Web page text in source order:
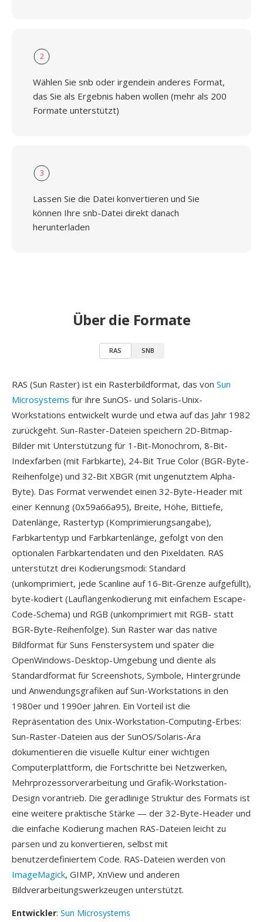
2
Wählen Sie snb oder irgendein anderes Format,
das Sie als Ergebnis haben wollen (mehr als 200
Formate unterstützt)
3
Lassen Sie die Datei konvertieren und Sie
können Ihre snb-Datei direkt danach
herunterladen
Über die Formate
RAS SNB
RAS (Sun Raster) ist ein Rasterbildformat, das von Sun
Microsystems für ihre SunOS- und Solaris-Unix-
Workstations entwickelt wurde und etwa auf das Jahr 1982
zurückgeht. Sun-Raster-Dateien speichern 2D-Bitmap-
Bilder mit Unterstützung für 1-Bit-Monochrom, 8-Bit-
Indexfarben (mit Farbkarte), 24-Bit True Color (BGR-Byte-
Reihenfolge) und 32-Bit XBGR (mit ungenutztem Alpha-
Byte). Das Format verwendet einen 32-Byte-Header mit
einer Kennung (0x59a66a95), Breite, Höhe, Bittiefe,
Datenlänge, Rastertyp (Komprimierungsangabe),
Farbkartentyp und Farbkartenlänge, gefolgt von den
optionalen Farbkartendaten und den Pixeldaten. RAS
unterstützt drei Kodierungsmodi: Standard
(unkomprimiert, jede Scanline auf 16-Bit-Grenze aufgefüllt),
byte-kodiert (Lauflängenkodierung mit einfachem Escape-
Code-Schema) und RGB (unkomprimiert mit RGB- statt
BGR-Byte-Reihenfolge). Sun Raster war das native
Bildformat für Suns Fenstersystem und später die
OpenWindows-Desktop-Umgebung und diente als
Standardformat für Screenshots, Symbole, Hintergründe
und Anwendungsgrafiken auf Sun-Workstations in den
1980er und 1990er Jahren. Ein Vorteil ist die
Repräsentation des Unix-Workstation-Computing-Erbes:
Sun-Raster-Dateien aus der SunOS/Solaris-Ära
dokumentieren die visuelle Kultur einer wichtigen
Computerplattform, die Fortschritte bei Netzwerken,
Mehrprozessorverarbeitung und Grafik-Workstation-
Design vorantrieb. Die geradlinige Struktur des Formats ist
eine weitere praktische Stärke — der 32-Byte-Header und
die einfache Kodierung machen RAS-Dateien leicht zu
parsen und zu konvertieren, selbst mit
benutzerdefiniertem Code. RAS-Dateien werden von
ImageMagick, GIMP, XnView und anderen
Bildverarbeitungswerkzeugen unterstützt.
Entwickler: Sun Microsystems